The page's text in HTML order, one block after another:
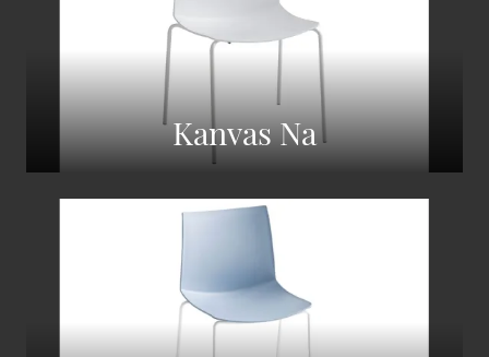
Kanvas Na